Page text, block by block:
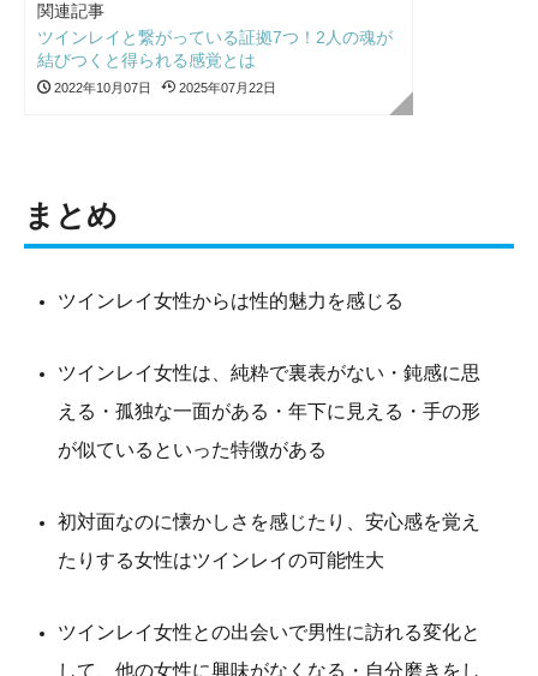
関連記事
ツインレイと繋がっている証拠7つ！2人の魂が
結びつくと得られる感覚とは
2022年10月07日 2025年07月22日
まとめ
ツインレイ女性からは性的魅力を感じる
ツインレイ女性は、純粋で裏表がない・鈍感に思
える・孤独な一面がある・年下に見える・手の形
が似ているといった特徴がある
初対面なのに懐かしさを感じたり、安心感を覚え
たりする女性はツインレイの可能性大
ツインレイ女性との出会いで男性に訪れる変化と
して、他の女性に興味がなくなる・自分磨きをし